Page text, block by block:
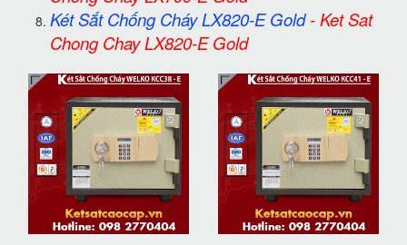
Két Sắt Chống Cháy LX820-E Gold-Ket Sat
Chong Chay LX820-E Gold